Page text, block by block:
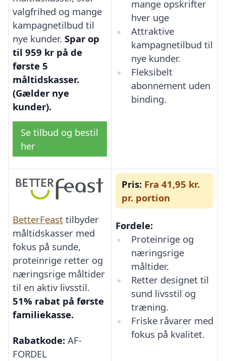
valgfrihed og mange
kampagnetilbud til
nye kunder. Spar op
til 959 kr på de
første 5
måltidskasser.
(Gælder nye
kunder).
Se tilbud og bestil
her
mange opskrifter
hver uge
Attraktive
kampagnetilbud til
nye kunder.
Fleksibelt
abonnement uden
binding.
BetterFeast tilbyder
måltidskasser med
fokus på sunde,
proteinrige retter og
næringsrige måltider
til en aktiv livsstil.
51% rabat på første
familiekasse.
Rabatkode: AF-
FORDEL
Pris: Fra 41,95 kr.
pr. portion
Fordele:
Proteinrige og
næringsrige
måltider.
Retter designet til
sund livsstil og
træning.
Friske råvarer med
fokus på kvalitet.